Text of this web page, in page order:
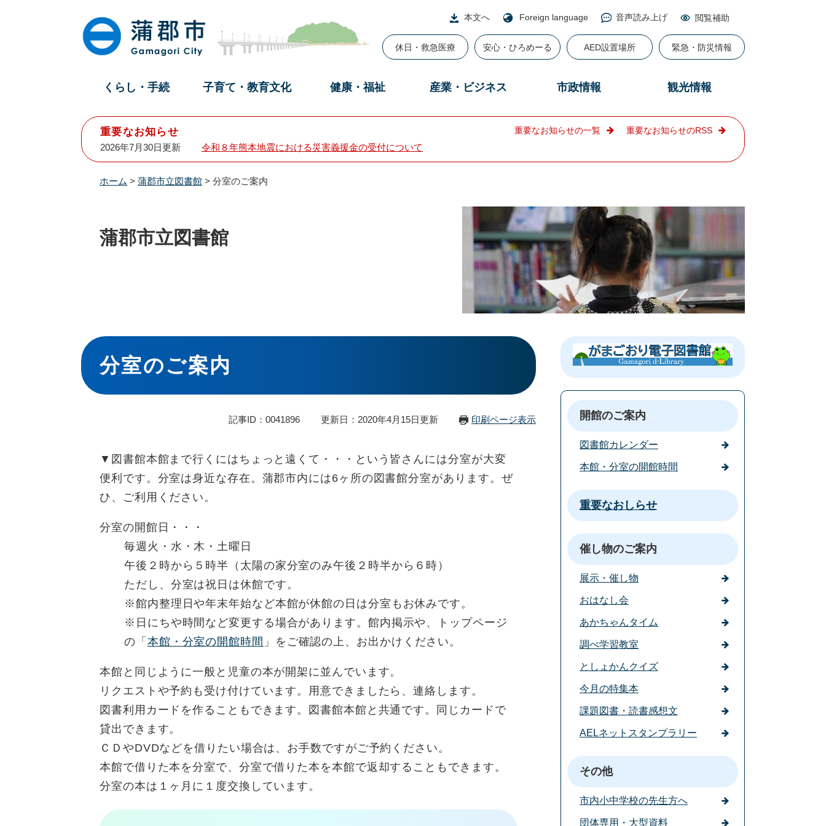
本文へ Foreign language 音声読み上げ 閲覧補助
休日・救急医療 安心・ひろめーる AED設置場所 緊急・防災情報
くらし・手続 子育て・教育文化 健康・福祉 産業・ビジネス 市政情報 観光情報
重要なお知らせ
2026年7月30日更新 令和８年熊本地震における災害義援金の受付について
重要なお知らせの一覧 重要なお知らせのRSS
ホーム > 蒲郡市立図書館 > 分室のご案内
蒲郡市立図書館
本
文
分室のご案内
記事ID：0041896 更新日：2020年4月15日更新 印刷ページ表示
▼図書館本館まで行くにはちょっと遠くて・・・という皆さんには分室が大変
便利です。分室は身近な存在。蒲郡市内には6ヶ所の図書館分室があります。ぜ
ひ、ご利用ください。
分室の開館日・・・
毎週火・水・木・土曜日
午後２時から５時半（太陽の家分室のみ午後２時半から６時）
ただし、分室は祝日は休館です。
※館内整理日や年末年始など本館が休館の日は分室もお休みです。
※日にちや時間など変更する場合があります。館内掲示や、トップページ
の「 本館・分室の開館時間 」をご確認の上、お出かけください。
本館と同じように一般と児童の本が開架に並んでいます。
リクエストや予約も受け付けています。用意できましたら、連絡します。
図書利用カードを作ることもできます。図書館本館と共通です。同じカードで
貸出できます。
ＣＤやDVDなどを借りたい場合は、お手数ですがご予約ください。
本館で借りた本を分室で、分室で借りた本を本館で返却することもできます。
分室の本は１ヶ月に１度交換しています。
開館のご案内
図書館カレンダー
本館・分室の開館時間
重要なおしらせ
催し物のご案内
展示・催し物
おはなし会
あかちゃんタイム
調べ学習教室
としょかんクイズ
今月の特集本
課題図書・読書感想文
AELネットスタンプラリー
その他
市内小中学校の先生方へ
団体専用・大型資料